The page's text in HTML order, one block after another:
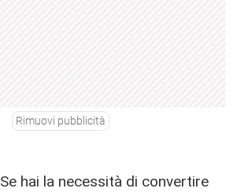
Rimuovi pubblicità
Se hai la necessità di convertire